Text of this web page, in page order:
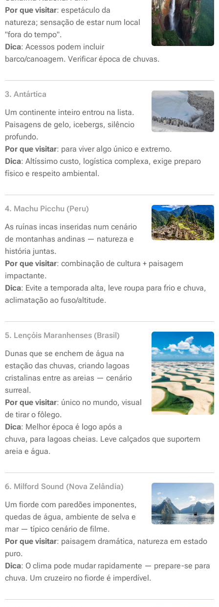
Por que visitar: espetáculo da
natureza; sensação de estar num local
"fora do tempo".
Dica: Acessos podem incluir
barco/canoagem. Verificar época de chuvas.
3. Antártica
Um continente inteiro entrou na lista.
Paisagens de gelo, icebergs, silêncio
profundo.
Por que visitar: para viver algo único e extremo.
Dica: Altíssimo custo, logística complexa, exige preparo
físico e respeito ambiental.
4. Machu Picchu (Peru)
As ruínas incas inseridas num cenário
de montanhas andinas — natureza e
história juntas.
Por que visitar: combinação de cultura + paisagem
impactante.
Dica: Evite a temporada alta, leve roupa para frio e chuva,
aclimatação ao fuso/altitude.
5. Lençóis Maranhenses (Brasil)
Dunas que se enchem de água na
estação das chuvas, criando lagoas
cristalinas entre as areias — cenário
surreal.
Por que visitar: único no mundo, visual
de tirar o fôlego.
Dica: Melhor época é logo após a
chuva, para lagoas cheias. Leve calçados que suportem
areia e água.
6. Milford Sound (Nova Zelândia)
Um fiorde com paredões imponentes,
quedas de água, ambiente de selva e
mar — típico cenário de filme.
Por que visitar: paisagem dramática, natureza em estado
puro.
Dica: O clima pode mudar rapidamente — prepare-se para
chuva. Um cruzeiro no fiorde é imperdível.